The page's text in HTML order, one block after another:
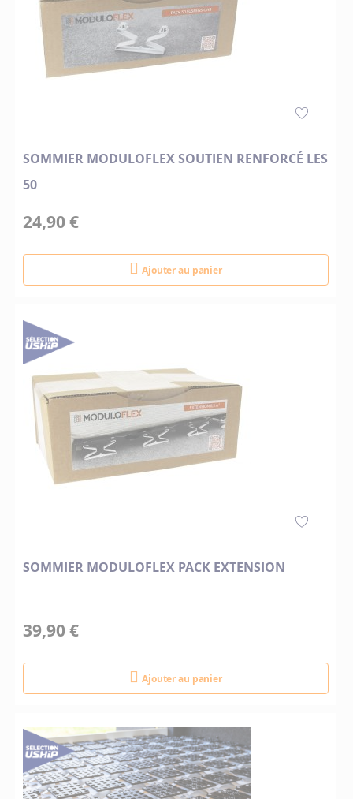
SOMMIER MODULOFLEX SOUTIEN RENFORCÉ LES
50
24,90 €
Ajouter au panier
SOMMIER MODULOFLEX PACK EXTENSION
39,90 €
Ajouter au panier